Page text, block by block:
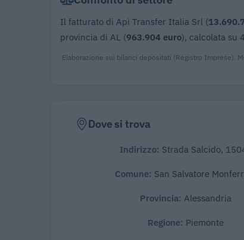
Il fatturato di Api Transfer Italia Srl (
provincia di AL (963.904 euro), calcolata su
Elaborazione sui bilanci depositati (Registro Imprese).
Dove si trova
Indirizzo: Strada Salcido,
Comune: San Salvatore
Provincia:Alessandria
Regione: Piemonte